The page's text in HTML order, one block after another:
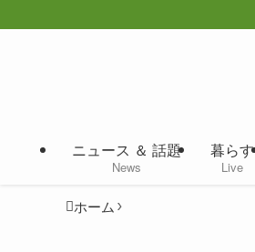
ニュース ＆ 話題
News
暮らす
Live
ホーム